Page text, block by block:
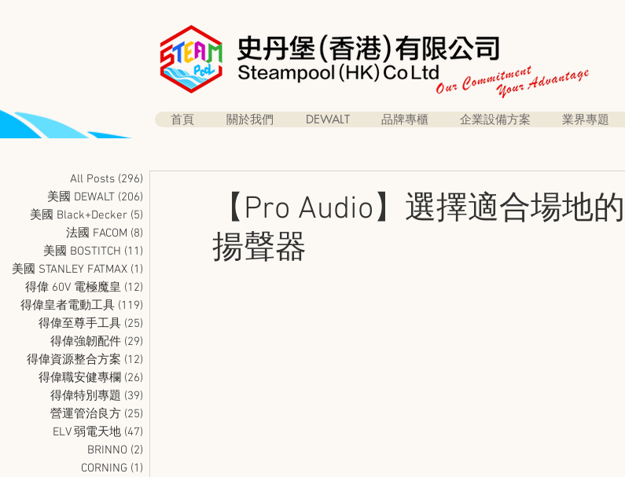
首頁 關於我們 DEWALT 品牌專櫃 企業設備方案 業界專題
All Posts (296)
美國 DEWALT (206)
美國 Black+Decker (5)
法國 FACOM (8)
美國 BOSTITCH (11)
美國 STANLEY FATMAX (1)
得偉 60V 電極魔皇 (12)
得偉皇者電動工具 (119)
得偉至尊手工具 (25)
得偉強韌配件 (29)
得偉資源整合方案 (12)
得偉職安健專欄 (26)
得偉特別專題 (39)
營運管治良方 (25)
ELV 弱電天地 (47)
BRINNO (2)
CORNING (1)
【Pro Audio】選擇適合場地
揚聲器